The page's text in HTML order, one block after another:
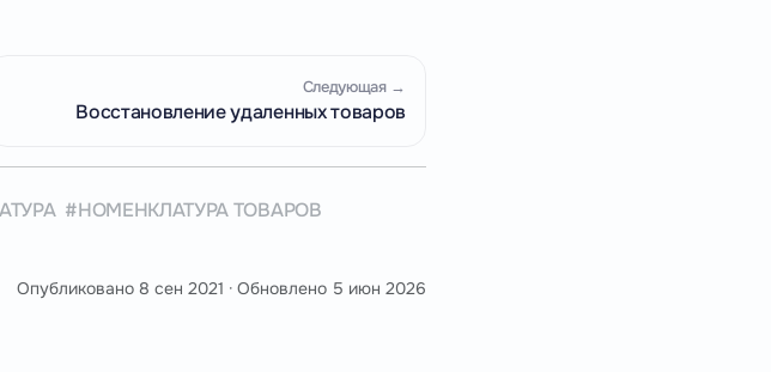
Следующая →
Восстановление удаленных товаров
НОМЕНКЛАТУРА ТОВАРОВ
Опубликовано 8 сен 2021 · Обновлено 5 июн 2026